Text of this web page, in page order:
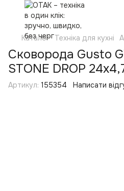
Каталог Техніка для кухні
Сковорода Gusto
STONE DROP
Артикул: 155354 Написати